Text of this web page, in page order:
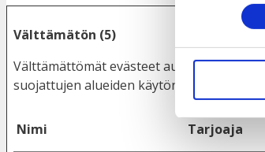
Välttämätön (5)
Välttämättömät evästeet auttavat
suojattujen alueiden käytön.
Nimi Tarjoaja